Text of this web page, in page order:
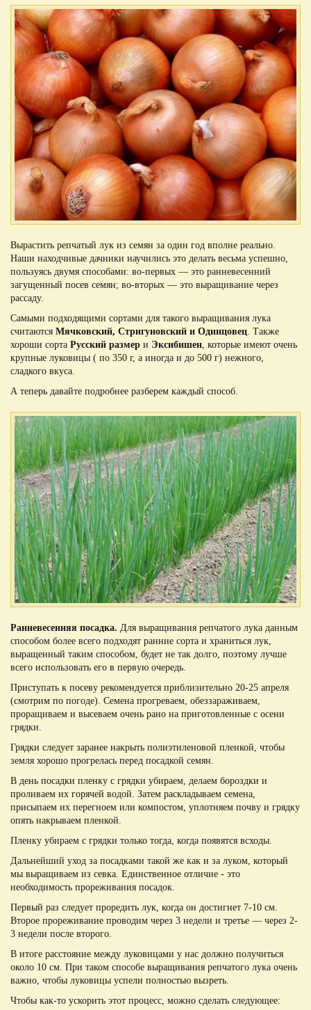
Вырастить репчатый лук из семян за один год вполне реально.
Наши находчивые дачники научились это делать весьма успешно,
пользуясь двумя способами: во-первых — это ранневесенний
загущенный посев семян; во-вторых — это выращивание через
рассаду.
Самыми подходящими сортами для такого выращивания лука
считаются Мячковский, Стригуновский и Одинцовец. Также
хороши сорта Русский размер и Эксибишен, которые имеют очень
крупные луковицы ( по 350 г, а иногда и до 500 г) нежного,
сладкого вкуса.
А теперь давайте подробнее разберем каждый способ.
Ранневесенняя посадка. Для выращивания репчатого лука данным
способом более всего подходят ранние сорта и храниться лук,
выращенный таким способом, будет не так долго, поэтому лучше
всего использовать его в первую очередь.
Приступать к посеву рекомендуется приблизительно 20-25 апреля
(смотрим по погоде). Семена прогреваем, обеззараживаем,
проращиваем и высеваем очень рано на приготовленные с осени
грядки.
Грядки следует заранее накрыть полиэтиленовой пленкой, чтобы
земля хорошо прогрелась перед посадкой семян.
В день посадки пленку с грядки убираем, делаем бороздки и
проливаем их горячей водой. Затем раскладываем семена,
присыпаем их перегноем или компостом, уплотняем почву и грядку
опять накрываем пленкой.
Пленку убираем с грядки только тогда, когда появятся всходы.
Дальнейший уход за посадками такой же как и за луком, который
мы выращиваем из севка. Единственное отличие - это
необходимость прореживания посадок.
Первый раз следует проредить лук, когда он достигнет 7-10 см.
Второе прореживание проводим через 3 недели и третье — через 2-
3 недели после второго.
В итоге расстояние между луковицами у нас должно получиться
около 10 см. При таком способе выращивания репчатого лука очень
важно, чтобы луковицы успели полностью вызреть.
Чтобы как-то ускорить этот процесс, можно сделать следующее: